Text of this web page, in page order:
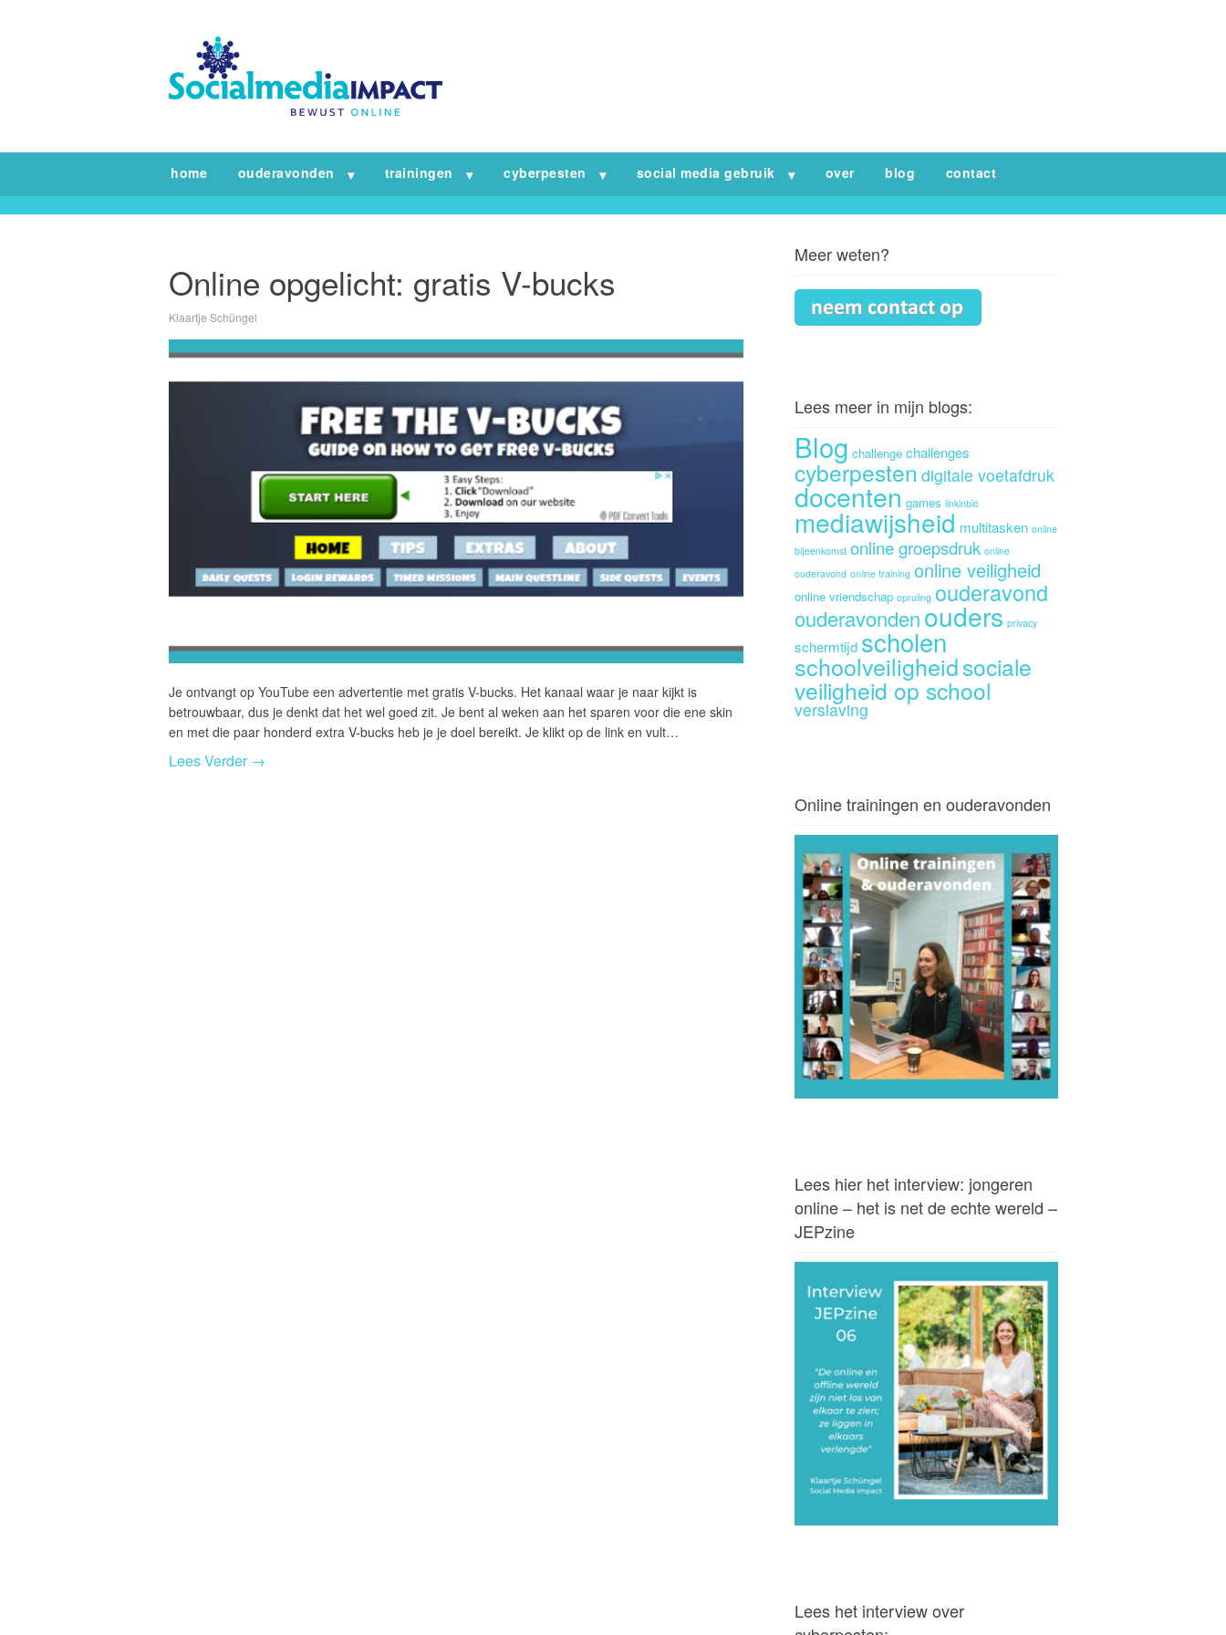
home ouderavonden trainingen cyberpesten social media gebruik over blog contact
Online opgelicht: gratis V-bucks
Klaartje Schüngel
Je ontvangt op YouTube een advertentie met gratis V-bucks. Het kanaal waar je naar kijkt is
betrouwbaar, dus je denkt dat het wel goed zit. Je bent al weken aan het sparen voor die ene skin
en met die paar honderd extra V-bucks heb je je doel bereikt. Je klikt op de link en vult…
Lees Verder →
Meer weten?
Lees meer in mijn blogs:
Blog challenge challenges
cyberpesten digitale voetafdruk
docenten games linkinbio
mediawijsheid multitasken online
bijeenkomst online groepsdruk online
ouderavond online training online veiligheid
online vriendschap opruiing ouderavond
ouderavondenouders privacy
schermtijd scholen
schoolveiligheidsociale
veiligheid op school
verslaving
Online trainingen en ouderavonden
Lees hier het interview: jongeren
online – het is net de echte wereld –
JEPzine
Lees het interview over